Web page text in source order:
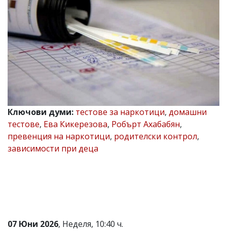
Управители:
Веселин
Василев,
email:
v.vasilev@flagman.bg
Катя
Касабова,
еmail:k.kassabova@flagman.bg
Главен
редактор:
Иван
Колев,
email:
Коментарите
редакцията
Ключови думи: тестове за наркотици, домашни
тестове, Ева Кикерезова, Робърт Ахабабян,
превенция на наркотици, родителски контрол,
зависимости при деца
07 Юни 2026, Неделя, 10:40 ч.